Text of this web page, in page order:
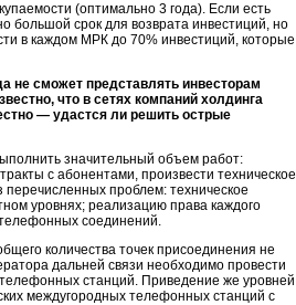
(оптимально 3 года). Если есть
большой срок для возврата инвестиций, но
в каждом МРК до 70% инвестиций, которые
не сможет представлять инвесторам
что в сетях компаний холдинга
— удастся ли решить острые
значительный объем работ:
с абонентами, произвести техническое
проблем: техническое
уровнях; реализацию права каждого
соединений.
количества точек присоединения не
дальней связи необходимо провести
станций. Приведение же уровней
междугородных телефонных станций с